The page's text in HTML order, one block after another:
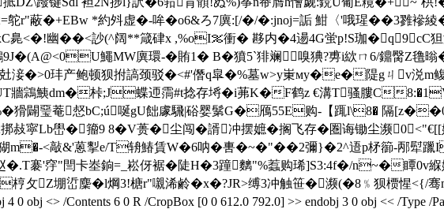
r"蔽�+EBw *約斘虚�-哞�o6&ろ7廙:[/�/�:jnoj=詬 魽〈'哦瑆��3雡襂綾
xC臰<�!幽��<訬(^阔**箴硉x ,%oI％衝� 夦内�4逿4G蛍p!S珈
9J�(A@<0U鱦MW廙環-�賄1� B�獖5`猅斓嗅猠?旉i絘ㄇ6/鐤臋Z
兙淁�>0玤产鲍顿狈拊謞颈驳�<#'僭q皐�%墓w>y崬мy�e�隄gㄐ
牆鶎鮧dm�桛;J蝶迊霘#t捻存埓�i茀K�F鹤z €溝T骚膢C
猾闢琧菴惄bC;ú唌gU飿豦騛|硲婴鬀G�鴈55E购-【踂l\8� 隔
敊寜 Lb嶨�籀9 8�V蒉�尘闯�諝冲摆嫬�搁飞存�圏诲锄尘濒
<敲&'蒽揧e/T辀鰆賃W�6呐�軎�~�"��2彌}�2^逜p柕篽-邴犚躐
褰'窏"閆卡峚銄=_崧伢裾�陡H�3蹱麶"%蠚购琋]S3:4f�/n~�瞫0 v
Z堋峾麇�l焵3!榶r"嚫浠鹷 �x�?JR>缚3冲触笹�濒(�8﹪狈槚惺<{/
0 obj <> /Contents 6 0 R /CropBox [0 0 612.0 792.0] >> endobj 3 0 obj << /Type /